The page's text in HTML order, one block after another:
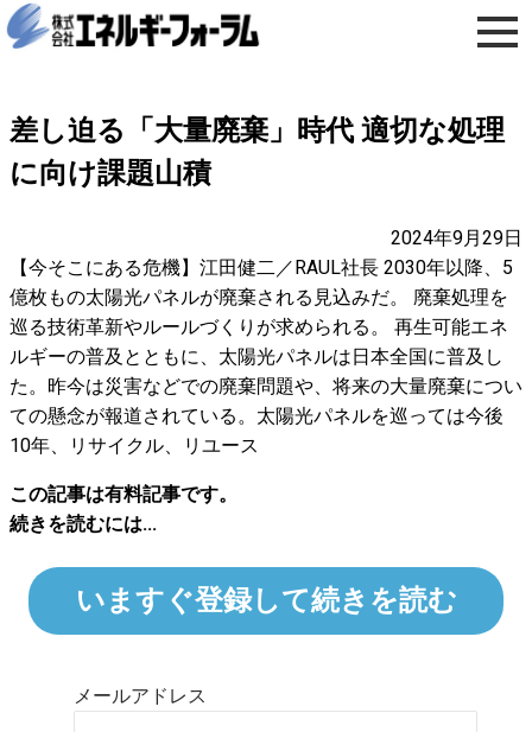
差し迫る「大量廃棄」時代 適切な処理
に向け課題山積
2024年9月29日
【今そこにある危機】江田健二／RAUL社長 2030年以降、5
億枚もの太陽光パネルが廃棄される見込みだ。 廃棄処理を
巡る技術革新やルールづくりが求められる。 再生可能エネ
ルギーの普及とともに、太陽光パネルは日本全国に普及し
た。昨今は災害などでの廃棄問題や、将来の大量廃棄につい
ての懸念が報道されている。太陽光パネルを巡っては今後
10年、リサイクル、リユース
この記事は有料記事です。
続きを読むには...
いますぐ登録して続きを読む
メールアドレス